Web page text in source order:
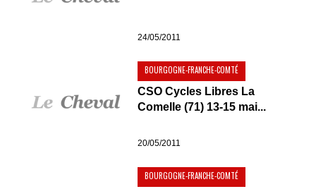
24/05/2011
BOURGOGNE-FRANCHE-COMTÉ
CSO Cycles Libres La
Comelle (71) 13-15 mai...
20/05/2011
BOURGOGNE-FRANCHE-COMTÉ